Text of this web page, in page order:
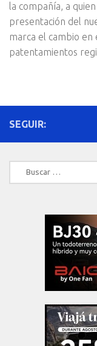
la compañía, a
presentación del
marca el cambio en
patentamientos
SEGUIR:
Buscar: